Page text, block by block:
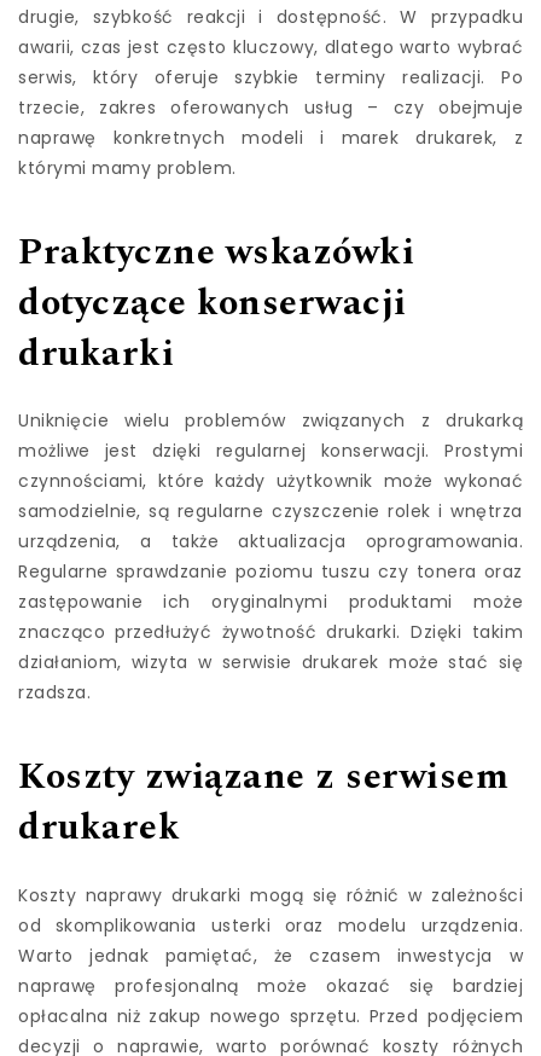
drugie, szybkość reakcji i dostępność. W przypadku
awarii, czas jest często kluczowy, dlatego warto wybrać
serwis, który oferuje szybkie terminy realizacji. Po
trzecie, zakres oferowanych usług – czy obejmuje
naprawę konkretnych modeli i marek drukarek, z
którymi mamy problem.
Praktyczne wskazówki
dotyczące konserwacji
drukarki
Uniknięcie wielu problemów związanych z drukarką
możliwe jest dzięki regularnej konserwacji. Prostymi
czynnościami, które każdy użytkownik może wykonać
samodzielnie, są regularne czyszczenie rolek i wnętrza
urządzenia, a także aktualizacja oprogramowania.
Regularne sprawdzanie poziomu tuszu czy tonera oraz
zastępowanie ich oryginalnymi produktami może
znacząco przedłużyć żywotność drukarki. Dzięki takim
działaniom, wizyta w serwisie drukarek może stać się
rzadsza.
Koszty związane z serwisem
drukarek
Koszty naprawy drukarki mogą się różnić w zależności
od skomplikowania usterki oraz modelu urządzenia.
Warto jednak pamiętać, że czasem inwestycja w
naprawę profesjonalną może okazać się bardziej
opłacalna niż zakup nowego sprzętu. Przed podjęciem
decyzji o naprawie, warto porównać koszty różnych